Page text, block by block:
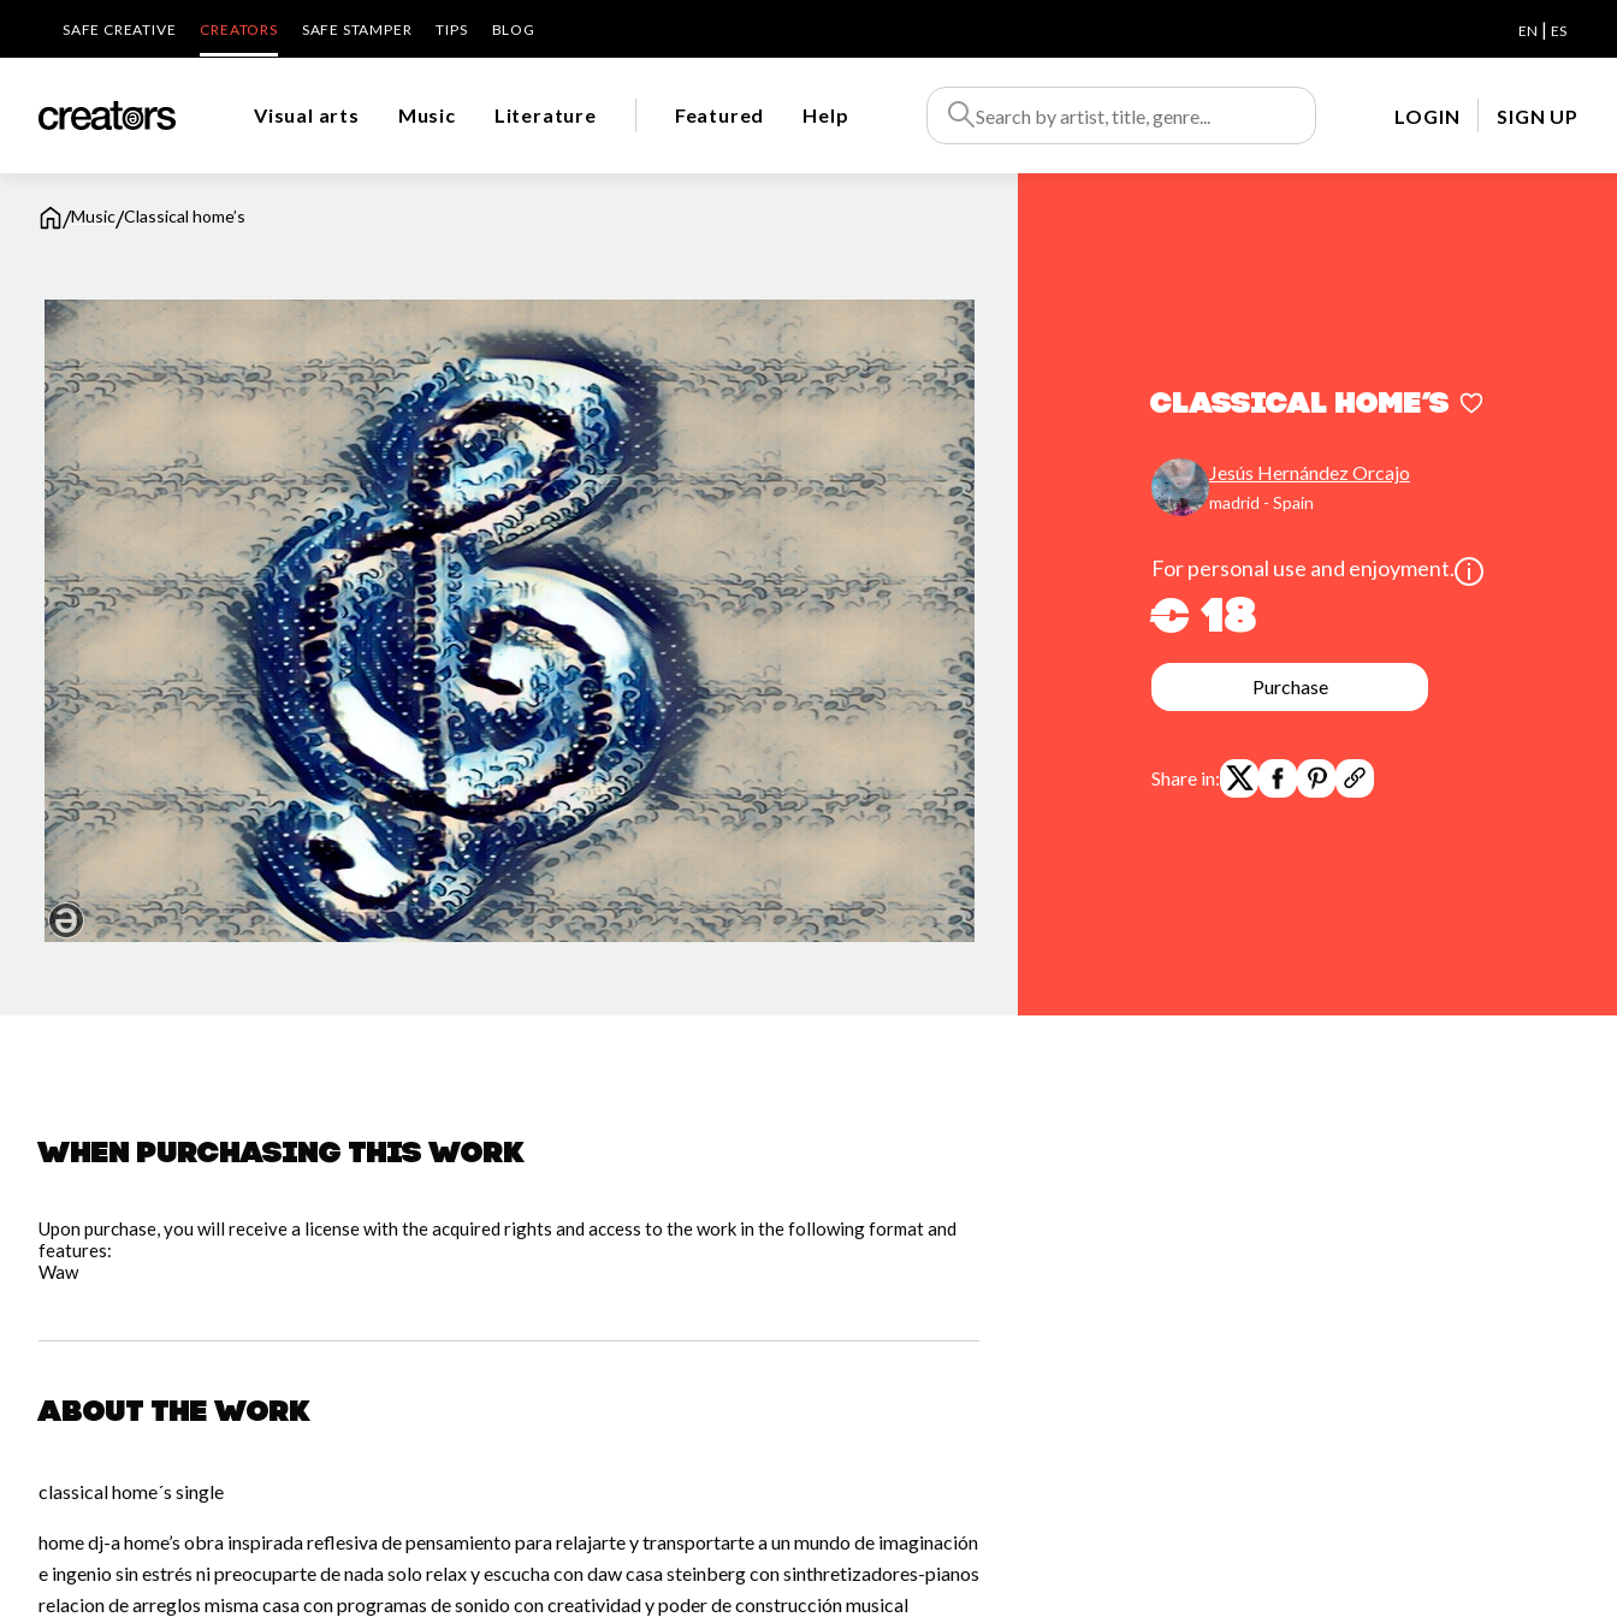
SAFE CREATIVE CREATORS SAFE STAMPER TIPS BLOG EN | ES
Visual arts Music Literature Featured Help LOGIN SIGN UP
/Music/Classical home’s
Classical home’s
Jesús Hernández Orcajo
madrid - Spain
For personal use and enjoyment.
€ 18
Purchase
Share in:
When purchasing this work
Upon purchase, you will receive a license with the acquired rights and access to the work in the following format and
features:
Waw
About the work
classical home´s single
home dj-a home’s obra inspirada reflesiva de pensamiento para relajarte y transportarte a un mundo de imaginación
e ingenio sin estrés ni preocuparte de nada solo relax y escucha con daw casa steinberg con sinthretizadores-pianos
relacion de arreglos misma casa con programas de sonido con creatividad y poder de construcción musical